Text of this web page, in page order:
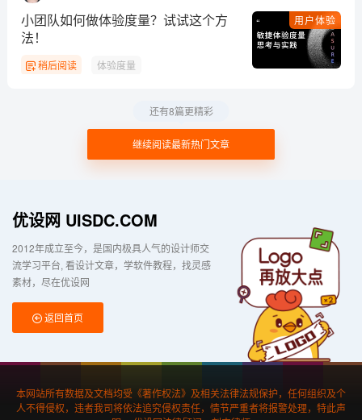
用户体验
小团队如何做体验度量？试试这个方
法！
稍后阅读 体验度量
继续阅读最新热门文章
还有8篇更精彩
优设网 UISDC.COM
2012年成立至今，是国内极具人气的设计师交
流学习平台 看设计文章，学软件教程，找灵感
素材，尽在优设网
返回首页
本网站所有数据及文档均受《著作权法》及相关法律法规保护，任何组织及个
人不得侵权，违者我司将依法追究侵权责任，情节严重者将报警处理，特此声